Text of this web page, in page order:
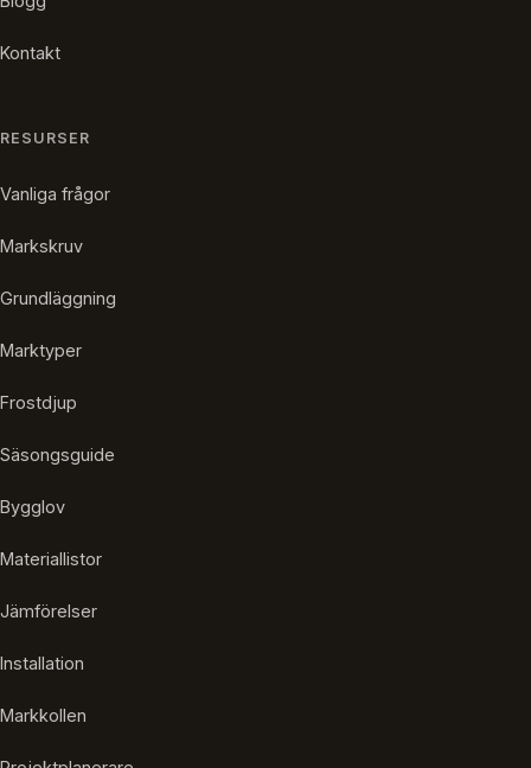
Kontakt
RESURSER
Vanliga frågor
Markskruv
Grundläggning
Marktyper
Frostdjup
Säsongsguide
Bygglov
Materiallistor
Jämförelser
Installation
Markkollen